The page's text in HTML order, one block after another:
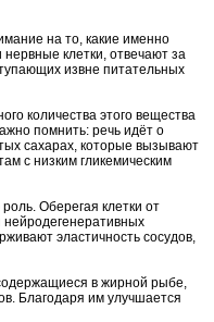
на то, какие именно
клетки, отвечают за
извне питательных
количества этого вещества
помнить: речь идёт о
сахарах, которые вызывают
с низким гликемическим
Оберегая клетки от
нейродегенеративных
эластичность сосудов,
в жирной рыбе,
Благодаря им улучшается